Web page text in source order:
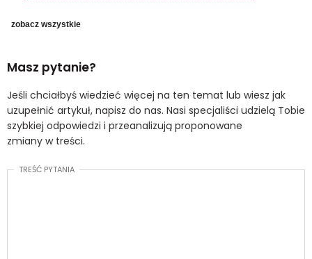
zobacz wszystkie
Masz pytanie?
Jeśli chciałbyś wiedzieć więcej na ten temat lub wiesz jak
uzupełnić artykuł, napisz do nas. Nasi specjaliści udzielą Tobie
szybkiej odpowiedzi i przeanalizują proponowane
zmiany w treści.
TREŚĆ PYTANIA